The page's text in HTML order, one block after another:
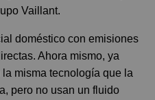
Vaillant.
doméstico con emisiones
Ahora mismo, ya
misma tecnología que la
pero no usan un fluido